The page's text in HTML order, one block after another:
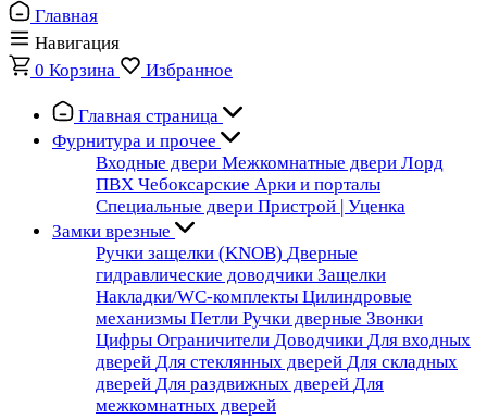
Главная
Навигация
0 Корзина Избранное
Главная страница
Фурнитура и прочее
Входные двери Межкомнатные двери Лорд
ПВХ Чебоксарские Арки и порталы
Специальные двери Пристрой | Уценка
Замки врезные
Ручки защелки (KNOB) Дверные
гидравлические доводчики Защелки
Накладки/WC-комплекты Цилиндровые
механизмы Петли Ручки дверные Звонки
Цифры Ограничители Доводчики Для входных
дверей Для стеклянных дверей Для складных
дверей Для раздвижных дверей Для
межкомнатных дверей